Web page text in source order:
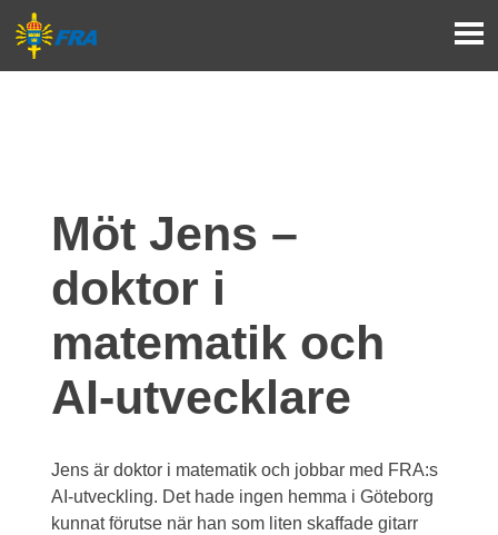
Möt Jens –
doktor i
matematik och
AI-utvecklare
Jens är doktor i matematik och jobbar med FRA:s
AI-utveckling. Det hade ingen hemma i Göteborg
kunnat förutse när han som liten skaffade gitarr